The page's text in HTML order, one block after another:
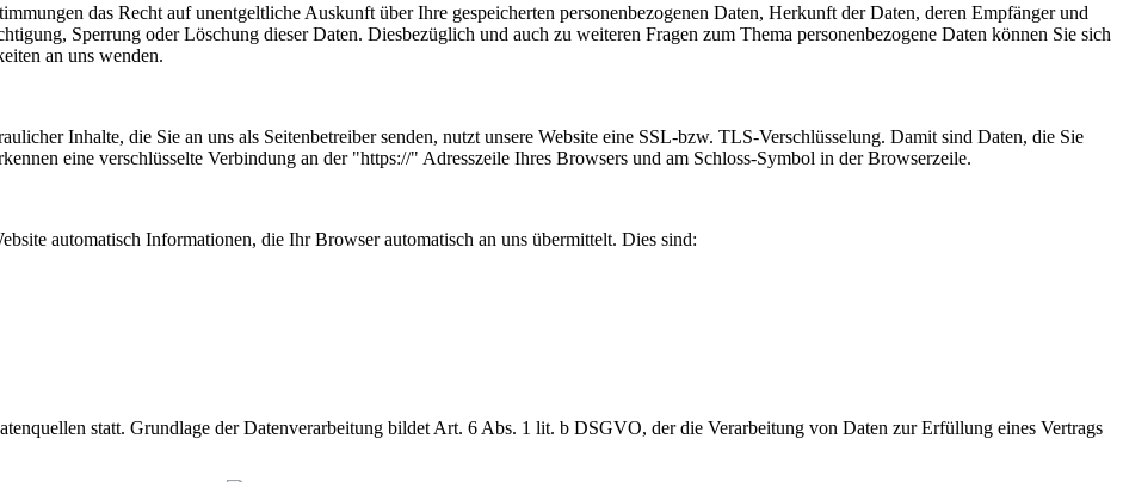
das Recht auf unentgeltliche Auskunft über Ihre gespeicherten personenbezogenen Daten, Herkunft der Daten, deren Empfänger und
Sperrung oder Löschung dieser Daten. Diesbezüglich und auch zu weiteren Fragen zum Thema personenbezogene Daten können Sie sich
an uns wenden.
Inhalte, die Sie an uns als Seitenbetreiber senden, nutzt unsere Website eine SSL-bzw. TLS-Verschlüsselung. Damit sind Daten, die Sie
eine verschlüsselte Verbindung an der "https://" Adresszeile Ihres Browsers und am Schloss-Symbol in der Browserzeile.
automatisch Informationen, die Ihr Browser automatisch an uns übermittelt. Dies sind:
statt. Grundlage der Datenverarbeitung bildet Art. 6 Abs. 1 lit. b DSGVO, der die Verarbeitung von Daten zur Erfüllung eines Vertrags